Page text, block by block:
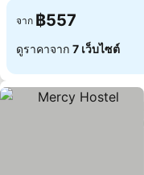
จาก ฿557
ดูราคาจาก 7 เว็บไซต์